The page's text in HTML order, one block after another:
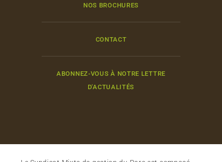
NOS BROCHURES
CONTACT
ABONNEZ-VOUS À NOTRE LETTRE
D'ACTUALITÉS